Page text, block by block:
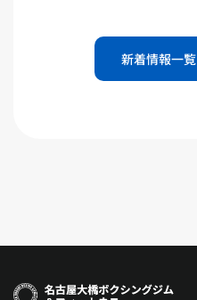
新着情報一覧